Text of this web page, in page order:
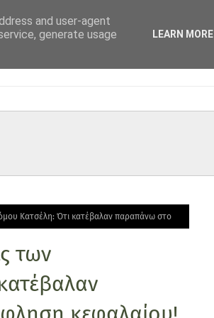
Κατσέλη: Ότι κατέβαλαν παραπάνω στο
των
and user-agent
generate usage
LEARN MORE